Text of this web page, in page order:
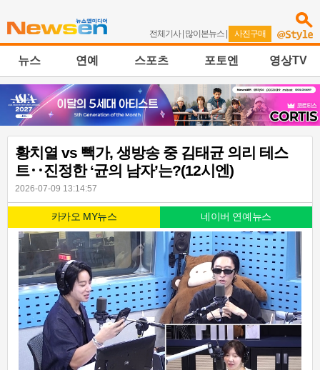
전체기사| 많이본뉴스 | 사진구매
뉴스 연예 스포츠 포토엔 영상TV
황치열 vs 빽가, 생방송 중 김태균 의리 테스
트‥진정한 ‘균의 남자’는?(12시엔)
2026-07-09 13:14:57
카카오 MY뉴스 네이버 연예뉴스